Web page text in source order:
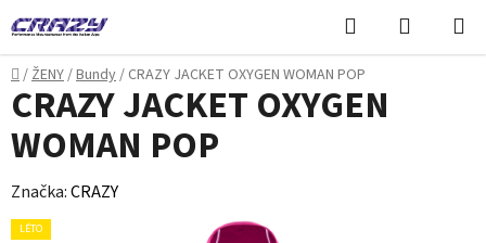
na
obsah
Hledat
KOŠÍK
Domů
/ŽENY/Bundy/ CRAZY JACKET OXYGEN WOMAN POP
CRAZY JACKET OXYGEN
WOMAN POP
Značka:CRAZY
LÉTO